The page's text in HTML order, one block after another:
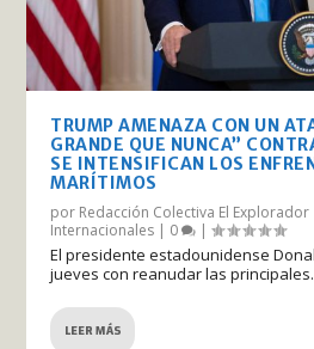
TRUMP AMENAZA CON UN
GRANDE QUE NUNCA”
SE INTENSIFICAN LOS
MARÍTIMOS
por Redacción Colectiva El Explorador
Internacionales | 0 |
El presidente estadounidense
jueves con reanudar las
LEER MÁS